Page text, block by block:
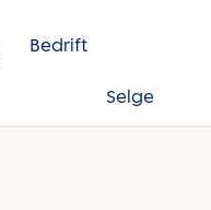
Bedrift
Selge